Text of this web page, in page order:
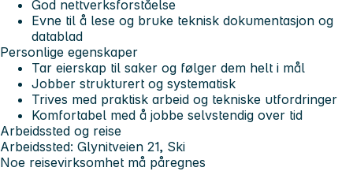
God nettverksforståelse
Evne til å lese og bruke teknisk dokumentasjon og
datablad
Personlige egenskaper
Tar eierskap til saker og følger dem helt i mål
Jobber strukturert og systematisk
Trives med praktisk arbeid og tekniske utfordringer
Komfortabel med å jobbe selvstendig over tid
Arbeidssted og reise
Arbeidssted: Glynitveien 21, Ski
Noe reisevirksomhet må påregnes